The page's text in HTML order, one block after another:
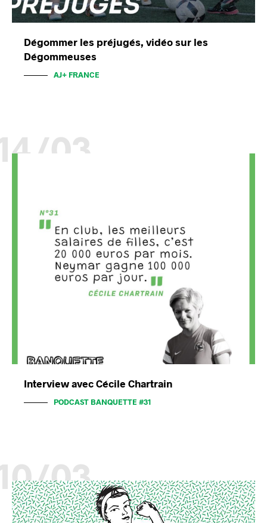
Dégommer les préjugés, vidéo sur les
Dégommeuses
AJ+ FRANCE
03
Interview avec Cécile Chartrain
PODCAST BANQUETTE #31
03